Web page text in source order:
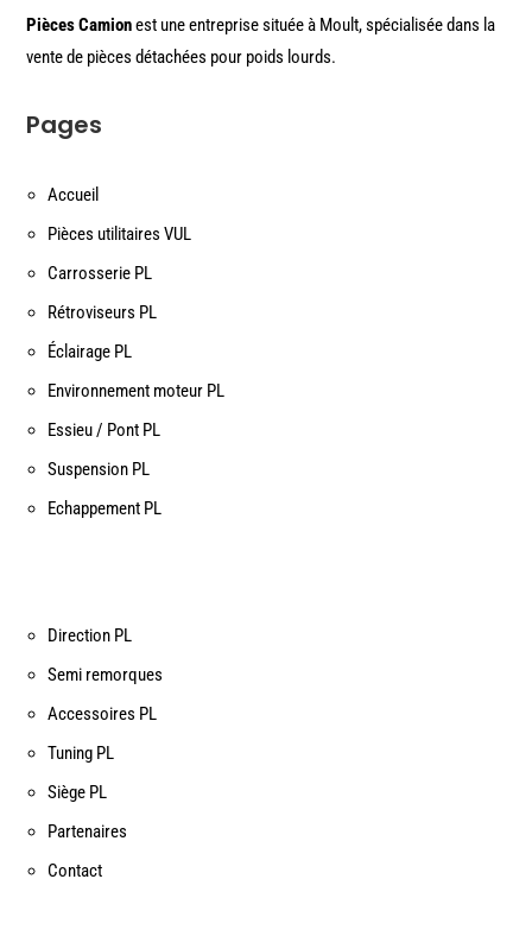
Pièces Camionest une entreprise située à Moult, spécialisée dans la
vente de pièces détachées pour poids lourds.
Pages
Accueil
Pièces utilitaires VUL
Carrosserie PL
Rétroviseurs PL
Éclairage PL
Environnement moteur PL
Essieu / Pont PL
Suspension PL
Echappement PL
Direction PL
Semi remorques
Accessoires PL
Tuning PL
Siège PL
Partenaires
Contact